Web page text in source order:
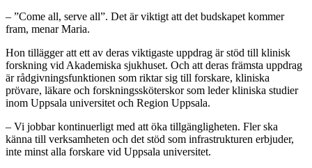
– ”Come all, serve all”. Det är viktigt att det budskapet kommer
fram, menar Maria.
Hon tillägger att ett av deras viktigaste uppdrag är stöd till klinisk
forskning vid Akademiska sjukhuset. Och att deras främsta uppdrag
är rådgivningsfunktionen som riktar sig till forskare, kliniska
prövare, läkare och forskningssköterskor som leder kliniska studier
inom Uppsala universitet och Region Uppsala.
– Vi jobbar kontinuerligt med att öka tillgängligheten. Fler ska
känna till verksamheten och det stöd som infrastrukturen erbjuder,
inte minst alla forskare vid Uppsala universitet.